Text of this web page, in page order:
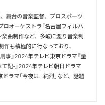
舞台の音楽監督、プロスポーツ
オーケストラ「名古屋フィルハ
曲制作など、多岐に渡り音楽制
も積極的に行なっており、
事』2024年テレビ東京ドラマ『量
記-』2024年テレビ朝日ドラマ
ラマ「今夜は…純烈」など、話題